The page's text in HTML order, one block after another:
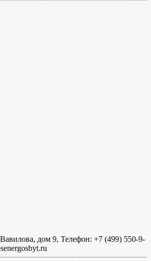
дом 9, Телефон: +7 (499) 550-9-